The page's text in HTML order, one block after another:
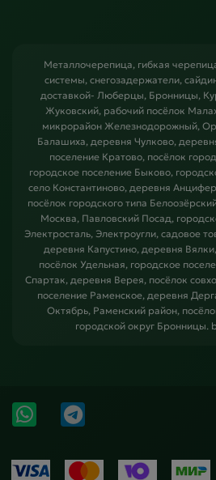
Металлочерепица, гибкая
системы, снегозадержатели,
доставкой- Люберцы, Бронницы,
Жуковский, рабочий посёлок
микрорайон Железнодорожный,
Балашиха, деревня Чулково,
поселение Кратово, посёлок
городское поселение Быково,
село Константиново, деревня
посёлок городского типа
Москва, Павловский Посад,
Электросталь, Электроугли, садовое
деревня Капустино, деревня
посёлок Удельная, городское
Спартак, деревня Верея, посёлок
поселение Раменское, деревня
Октябрь, Раменский район,
городской округ Бронницы.